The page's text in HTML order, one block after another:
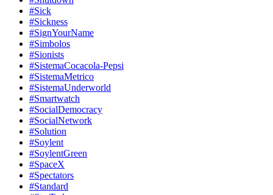
#Sick
#Sickness
#SignYourName
#Simbolos
#Sionists
#SistemaCocacola-Pepsi
#SistemaMetrico
#SistemaUnderworld
#Smartwatch
#SocialDemocracy
#SocialNetwork
#Solution
#Soylent
#SoylentGreen
#SpaceX
#Spectators
#Standard